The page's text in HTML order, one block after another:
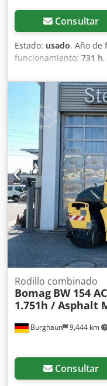
Consultar
Estado: usado, Año de
funcionamiento: 731 h
4 AM, año de
solo 731 h, motor:
Manager 2, peso:
estado, listo para su
ofreceremos una
El Sr. Mihm (Tel.
encontrar más
errores y venta previa!
información =
obtener más
Burghaun 9,444 km
Rodillo combinado
Bomag BW 154
1.751h / Asphalt
Consultar